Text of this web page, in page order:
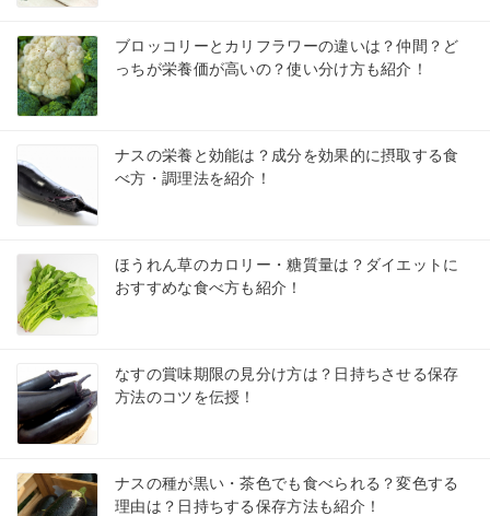
ブロッコリーとカリフラワーの違いは？仲間？ど
っちが栄養価が高いの？使い分け方も紹介！
ナスの栄養と効能は？成分を効果的に摂取する食
べ方・調理法を紹介！
ほうれん草のカロリー・糖質量は？ダイエットに
おすすめな食べ方も紹介！
なすの賞味期限の見分け方は？日持ちさせる保存
方法のコツを伝授！
ナスの種が黒い・茶色でも食べられる？変色する
理由は？日持ちする保存方法も紹介！